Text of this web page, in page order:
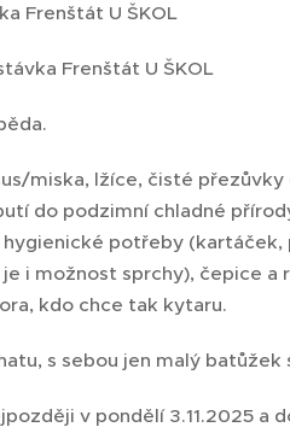
Frenštát U ŠKOL
Frenštát U ŠKOL
miska, lžíce, čisté přezůvky
do podzimní chladné
potřeby (kartáček,
i možnost sprchy), čepice a
kdo chce tak kytaru.
s sebou jen malý batůžek
v pondělí 3.11.2025 a